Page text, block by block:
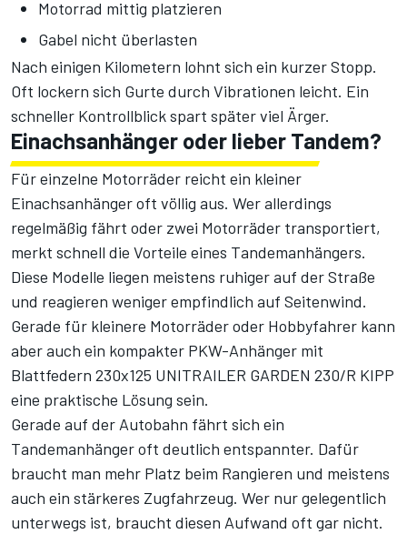
Motorrad mittig platzieren
Gabel nicht überlasten
Nach einigen Kilometern lohnt sich ein kurzer Stopp.
Oft lockern sich Gurte durch Vibrationen leicht. Ein
schneller Kontrollblick spart später viel Ärger.
Einachsanhänger oder lieber Tandem?
Für einzelne Motorräder reicht ein kleiner
Einachsanhänger oft völlig aus. Wer allerdings
regelmäßig fährt oder zwei Motorräder transportiert,
merkt schnell die Vorteile eines Tandemanhängers.
Diese Modelle liegen meistens ruhiger auf der Straße
und reagieren weniger empfindlich auf Seitenwind.
Gerade für kleinere Motorräder oder Hobbyfahrer kann
aber auch ein kompakter PKW-Anhänger mit
Blattfedern 230x125 UNITRAILER GARDEN 230/R KIPP
eine praktische Lösung sein.
Gerade auf der Autobahn fährt sich ein
Tandemanhänger oft deutlich entspannter. Dafür
braucht man mehr Platz beim Rangieren und meistens
auch ein stärkeres Zugfahrzeug. Wer nur gelegentlich
unterwegs ist, braucht diesen Aufwand oft gar nicht.